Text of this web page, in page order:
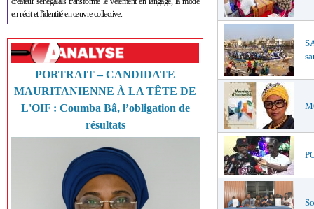
en récit et l'identité en œuvre collective.
PORTRAIT – CANDIDATE
MAURITANIENNE À LA TÊTE DE
L'OIF : Coumba Bâ, l’obligation de
résultats